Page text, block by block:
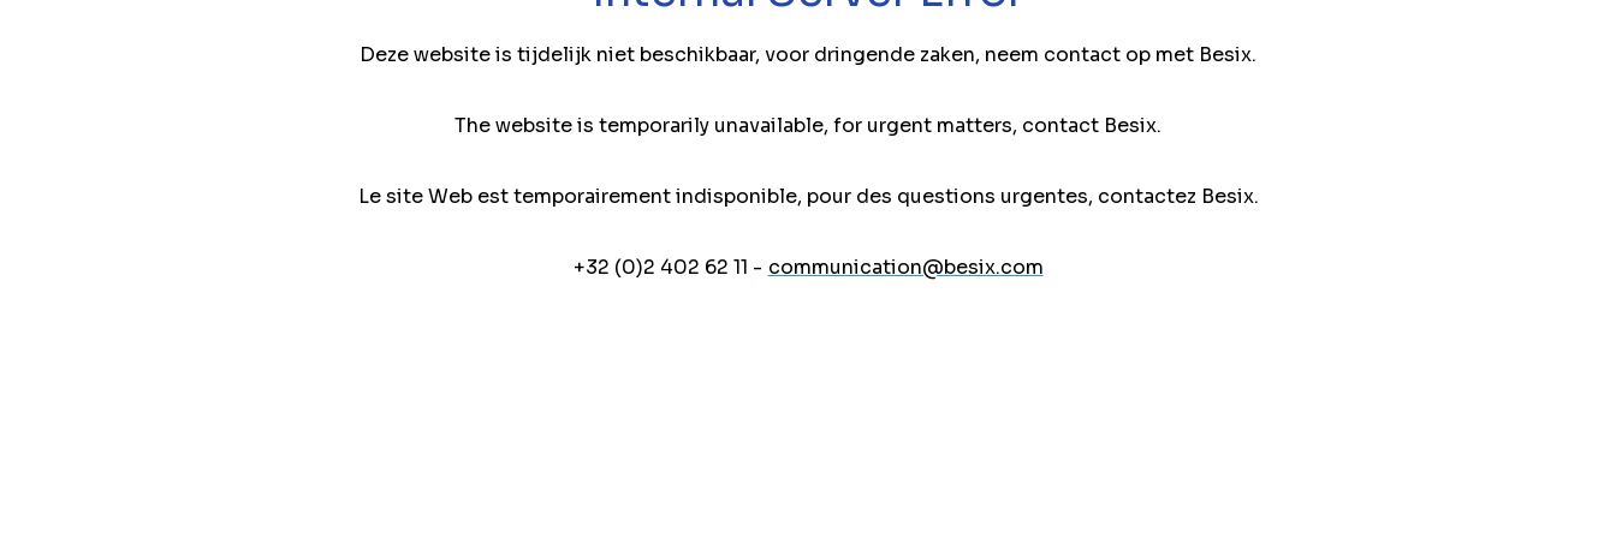
Deze website is tijdelijk niet beschikbaar, voor dringende zaken, neem contact op met Besix.
The website is temporarily unavailable, for urgent matters, contact Besix.
Le site Web est temporairement indisponible, pour des questions urgentes, contactez Besix.
+32 (0)2 402 62 11 - communication@besix.com